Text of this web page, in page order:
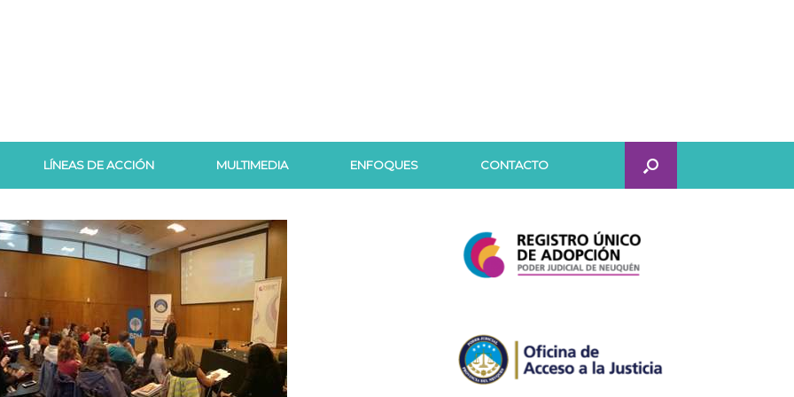
LÍNEAS DE ACCIÓN MULTIMEDIA ENFOQUES CONTACTO